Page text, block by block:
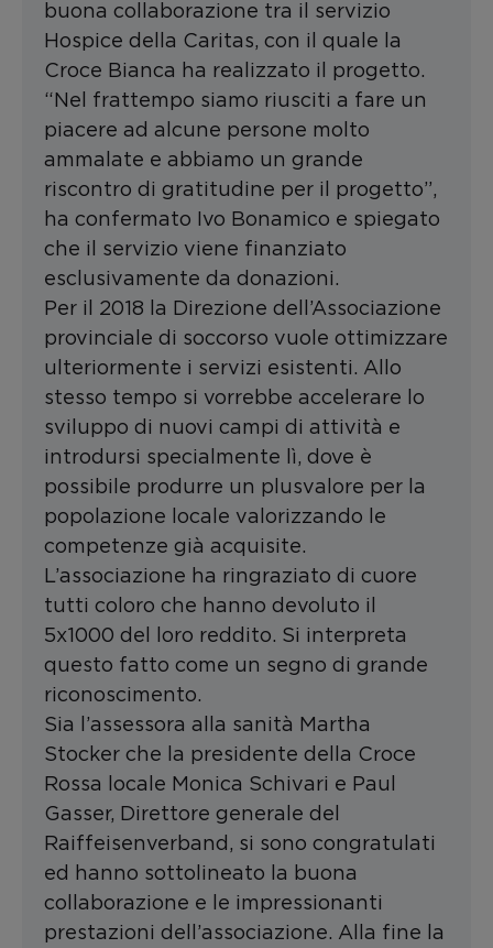
buona collaborazione tra il servizio
Hospice della Caritas, con il quale la
Croce Bianca ha realizzato il progetto.
“Nel frattempo siamo riusciti a fare un
piacere ad alcune persone molto
ammalate e abbiamo un grande
riscontro di gratitudine per il progetto”,
ha confermato Ivo Bonamico e spiegato
che il servizio viene finanziato
esclusivamente da donazioni.
Per il 2018 la Direzione dell’Associazione
provinciale di soccorso vuole ottimizzare
ulteriormente i servizi esistenti. Allo
stesso tempo si vorrebbe accelerare lo
sviluppo di nuovi campi di attività e
introdursi specialmente lì, dove è
possibile produrre un plusvalore per la
popolazione locale valorizzando le
competenze già acquisite.
L’associazione ha ringraziato di cuore
tutti coloro che hanno devoluto il
5x1000 del loro reddito. Si interpreta
questo fatto come un segno di grande
riconoscimento.
Sia l’assessora alla sanità Martha
Stocker che la presidente della Croce
Rossa locale Monica Schivari e Paul
Gasser, Direttore generale del
Raiffeisenverband, si sono congratulati
ed hanno sottolineato la buona
collaborazione e le impressionanti
prestazioni dell’associazione. Alla fine la